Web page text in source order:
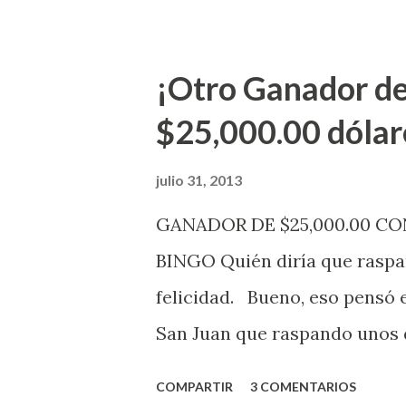
indicó López. Sobre el
mismo se continuará
jugadores podrán conocer
de la página electrónica de
¡Otro Ganador
$25,000.00
julio 31, 2013
GANADOR DE $25,000.00
BINGO Quién diría que
felicidad. Bueno, eso pensó
San Juan que raspando
COMPARTIR 3 COMENTARIOS